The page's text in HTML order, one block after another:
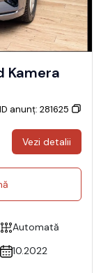
Kamera
ID anunț: 281625
Vezi detalii
Automată
10.2022